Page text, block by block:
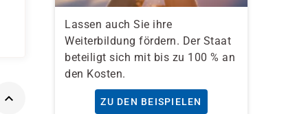
Lassen auch Sie ihre
Weiterbildung fördern. Der Staat
beteiligt sich mit bis zu 100 % an
den Kosten.
ZU DEN BEISPIELEN